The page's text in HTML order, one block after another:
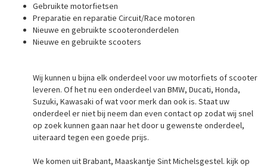
Gebruikte motorfietsen
Preparatie en reparatie Circuit/Race motoren
Nieuwe en gebruikte scooteronderdelen
Nieuwe en gebruikte scooters
Wij kunnen u bijna elk onderdeel voor uw motorfiets of scooter
leveren. Of het nu een onderdeel van BMW, Ducati, Honda,
Suzuki, Kawasaki of wat voor merk dan ook is. Staat uw
onderdeel er niet bij neem dan even contact op zodat wij snel
op zoek kunnen gaan naar het door u gewenste onderdeel,
uiteraard tegen een goede prijs.
We komen uit Brabant, Maaskantje Sint Michelsgestel. kijk op